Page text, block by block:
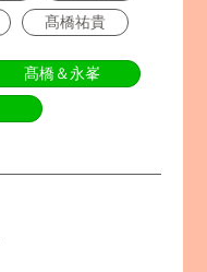
髙橋祐貴
髙橋＆永峯